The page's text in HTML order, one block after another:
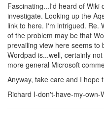
Fascinating...I'd heard of Wiki
investigate. Looking up the
link to here. I'm intrigued. Re.
of the problem may be that
prevailing view here seems to
Wordpad is...well, certainly
more general Microsoft
Anyway, take care and I hope
Richard I-don't-have-my-own-